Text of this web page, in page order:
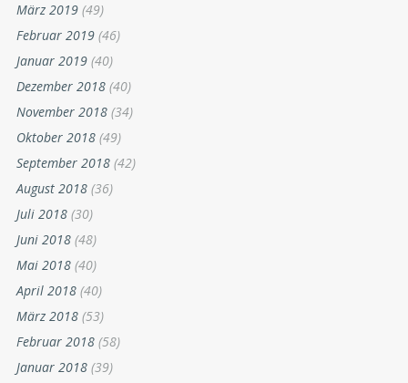
März 2019 (49)
Februar 2019 (46)
Januar 2019 (40)
Dezember 2018 (40)
November 2018 (34)
Oktober 2018 (49)
September 2018 (42)
August 2018 (36)
Juli 2018 (30)
Juni 2018 (48)
Mai 2018 (40)
April 2018 (40)
März 2018 (53)
Februar 2018 (58)
Januar 2018 (39)